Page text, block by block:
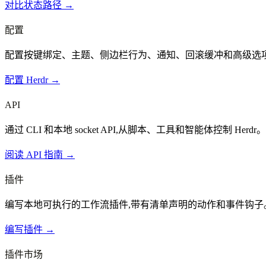
对比状态路径 →
配置
配置按键绑定、主题、侧边栏行为、通知、回滚缓冲和高级选
配置 Herdr →
API
通过 CLI 和本地 socket API,从脚本、工具和智能体控制 Herdr。
阅读 API 指南 →
插件
编写本地可执行的工作流插件,带有清单声明的动作和事件钩子
编写插件 →
插件市场